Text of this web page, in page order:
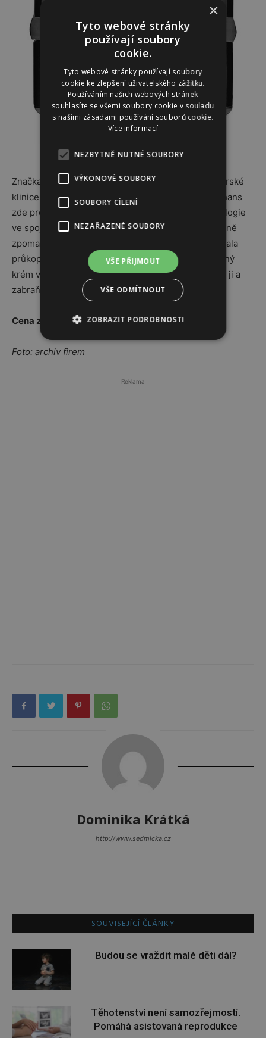
Značka La Prairie se zrodila ve stejnojmenné švýcarské
klinice u břehů Ženevského jezera. Lékař Paul Niehans
zde prokázal, že výzkum buněk a převratné technologie
ve spojení s revolučními substancemi mohou výrazně
zpomalit procesy stárnutí. La Prairie Clinic se tak stala
průkopníkem v boji proti buněčnému stárnutí. Účinný
krém vyplňuje drobné vrásky, vypíná pleť, omlazuje ji a
zabraňuje jejímu předčasnému stárnutí.
Cena za 50 ml: Od 4 525Kč
Foto: archiv firem
Reklama
Dominika Krátká
http://www.sedmicka.cz
SOUVISEJÍCÍ ČLÁNKY
Budou se vraždit malé děti dál?
Těhotenství není samozřejmostí.
Pomáhá asistovaná reprodukce
×
Tyto webové stránky
používají soubory
cookie.
Tyto webové stránky používají soubory
cookie ke zlepšení uživatelského zážitku.
Používáním našich webových stránek
souhlasíte se všemi soubory cookie v souladu
s našimi zásadami používání souborů cookie.
Více informací
NEZBYTNĚ NUTNÉ SOUBORY
VÝKONOVÉ SOUBORY
SOUBORY CÍLENÍ
NEZAŘAZENÉ SOUBORY
VŠE PŘIJMOUT
VŠE ODMÍTNOUT
ZOBRAZIT PODROBNOSTI